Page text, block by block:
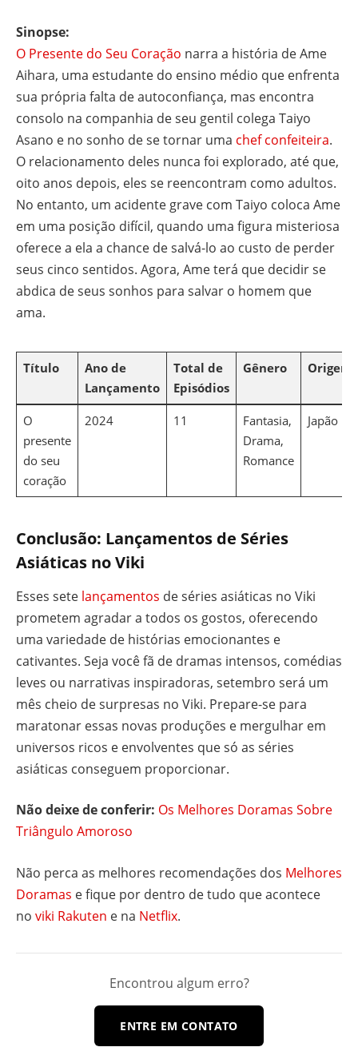
Sinopse:
O Presente do Seu Coração narra a história de Ame
Aihara, uma estudante do ensino médio que enfrenta
sua própria falta de autoconfiança, mas encontra
consolo na companhia de seu gentil colega Taiyo
Asano e no sonho de se tornar uma chef confeiteira.
O relacionamento deles nunca foi explorado, até que,
oito anos depois, eles se reencontram como adultos.
No entanto, um acidente grave com Taiyo coloca Ame
em uma posição difícil, quando uma figura misteriosa
oferece a ela a chance de salvá-lo ao custo de perder
seus cinco sentidos. Agora, Ame terá que decidir se
abdica de seus sonhos para salvar o homem que
ama.
Título
Ano de
Lançamento
Total de
Episódios
Gênero Origem
O
presente
do seu
coração
2024 11
Fantasia,
Drama,
Romance
Japão
Conclusão: Lançamentos de Séries
Asiáticas no Viki
Esses sete lançamentos de séries asiáticas no Viki
prometem agradar a todos os gostos, oferecendo
uma variedade de histórias emocionantes e
cativantes. Seja você fã de dramas intensos, comédias
leves ou narrativas inspiradoras, setembro será um
mês cheio de surpresas no Viki. Prepare-se para
maratonar essas novas produções e mergulhar em
universos ricos e envolventes que só as séries
asiáticas conseguem proporcionar.
Não deixe de conferir: Os Melhores Doramas Sobre
Triângulo Amoroso
Não perca as melhores recomendações dos Melhores
Doramas e fique por dentro de tudo que acontece
no viki Rakuten e na Netflix.
Encontrou algum erro?
ENTRE EM CONTATO